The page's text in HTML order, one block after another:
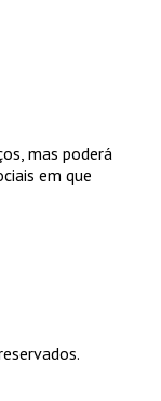
mas poderá
em que